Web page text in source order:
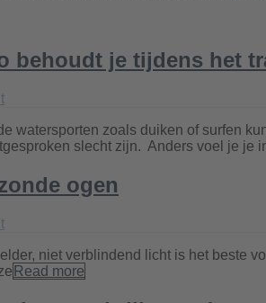
behoudt je tijdens het
watersporten zoals duiken of surfen
slecht zijn. Anders voel je je
ogen
niet verblindend licht is het beste
Read more